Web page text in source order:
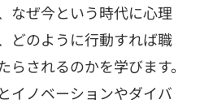
なぜ今という時代に心理
どのように行動すれば職
されるのかを学びます。
イノベーションやダイバ